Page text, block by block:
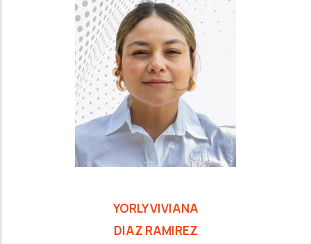
YORLY VIVIANA
DIAZ RAMIREZ